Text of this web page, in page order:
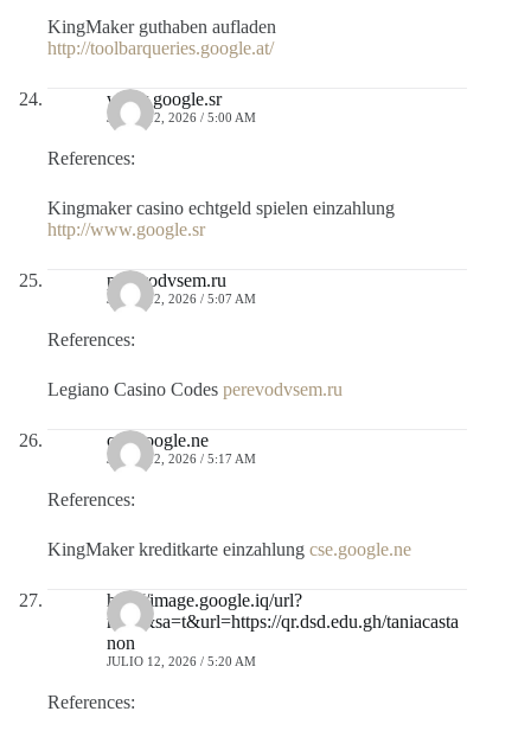
KingMaker guthaben aufladen
http://toolbarqueries.google.at/
www.google.sr
JULIO 12, 2026 / 5:00 AM
References:
Kingmaker casino echtgeld spielen einzahlung
http://www.google.sr
perevodvsem.ru
JULIO 12, 2026 / 5:07 AM
References:
Legiano Casino Codes perevodvsem.ru
cse.google.ne
JULIO 12, 2026 / 5:17 AM
References:
KingMaker kreditkarte einzahlung cse.google.ne
http://image.google.iq/url?
rct=j&sa=t&url=https://qr.dsd.edu.gh/taniacasta
non
JULIO 12, 2026 / 5:20 AM
References: